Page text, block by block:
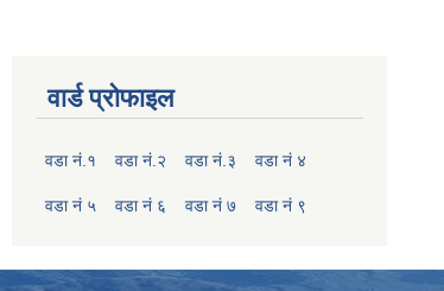
वार्ड प्रोफाइल
वडा नं.१ वडा नं.२ वडा नं.३ वडा नं ४
वडा नं ५ वडा नं ६ वडा नं ७ वडा नं ९